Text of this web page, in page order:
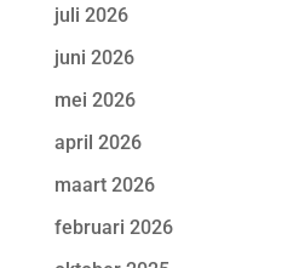
juli 2026
juni 2026
mei 2026
april 2026
maart 2026
februari 2026